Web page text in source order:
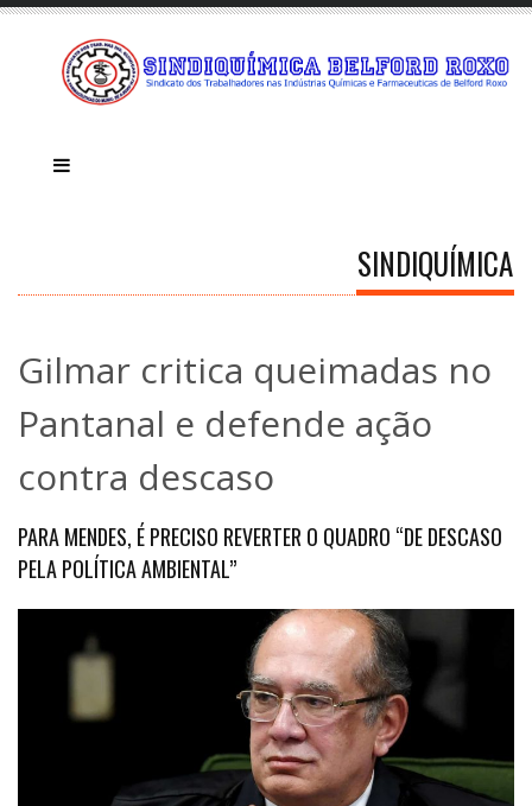
SINDIQUÍMICA
Gilmar critica queimadas no
Pantanal e defende ação
contra descaso
PARA MENDES, É PRECISO REVERTER O QUADRO “DE DESCASO
PELA POLÍTICA AMBIENTAL”